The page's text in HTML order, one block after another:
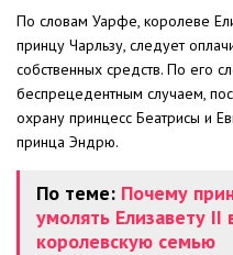
По словам Уарфе, королеве
принцу Чарльзу, следует
собственных средств. По его
беспрецедентным случаем,
охрану принцесс Беатрисы и
принца Эндрю.
По теме: Почему
умолять Елизавету II
королевскую семью